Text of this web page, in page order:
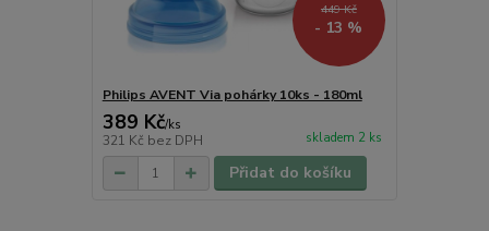
449 Kč
- 13 %
Philips AVENT Via pohárky 10ks - 180ml
389 Kč/ks
321 Kč bez DPH skladem 2 ks
Přidat do košíku